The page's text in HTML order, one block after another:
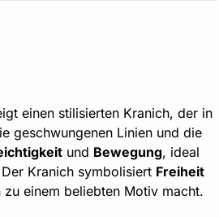
einen stilisierten Kranich, der in
geschwungenen Linien und die
und Bewegung, ideal
Kranich symbolisiert Freiheit
zu einem beliebten Motiv macht.